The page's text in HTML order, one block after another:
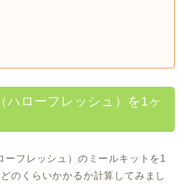
ハローフレッシュ）を1ヶ
ーフレッシュ）のミールキットを1
のくらいかかるか計算してみまし